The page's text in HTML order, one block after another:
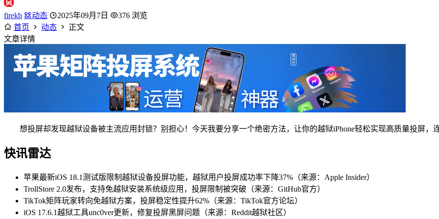
firekb 动态 2025年09月7日
376 浏览
首页
动态
正文
文章详情
想投屏却发现越狱设备被主流应用封锁？别担心！今天我要分享一个绝密方法，让你的越狱iPhone轻松实现高质量投屏，
快讯雷达
苹果最新iOS 18.1测试版限制越狱设备投屏功能，越狱用户投屏成功率下降37%（来源：Apple Insider）
TrollStore 2.0发布，支持免越狱安装系统级应用，投屏限制被突破（来源：GitHub官方）
TikTok矩阵玩家转向免越狱方案，投屏稳定性提升62%（来源：TikTok官方论坛）
iOS 17.6.1越狱工具unc0ver更新，修复投屏黑屏问题（来源：Reddit越狱社区）